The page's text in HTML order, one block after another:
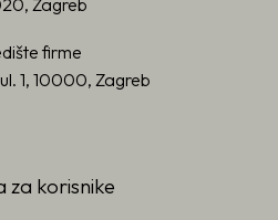
firme
1, 10000, Zagreb
za korisnike